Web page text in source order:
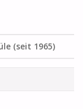
(seit 1965)